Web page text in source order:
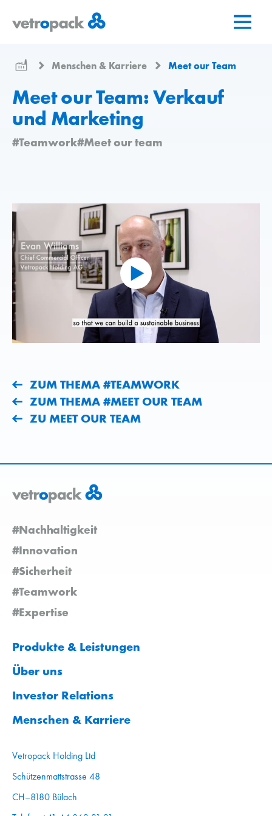
Startseite
Inhalt
Kontakt
Menschen & Karriere Meet our Team
Meet our Team: Verkauf
und Marketing
#Teamwork#Meet our team
ZUM THEMA #TEAMWORK
ZUM THEMA #MEET OUR TEAM
ZU MEET OUR TEAM
#Nachhaltigkeit
#Innovation
#Sicherheit
#Teamwork
#Expertise
Produkte & Leistungen
Über uns
Investor Relations
Menschen & Karriere
Vetropack Holding Ltd
Schützenmattstrasse 48
CH–8180 Bülach